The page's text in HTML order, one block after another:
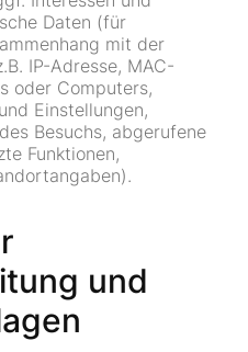
Daten (für
mit der
IP-Adresse, MAC-
oder Computers,
Einstellungen,
Besuchs, abgerufene
Funktionen,
und